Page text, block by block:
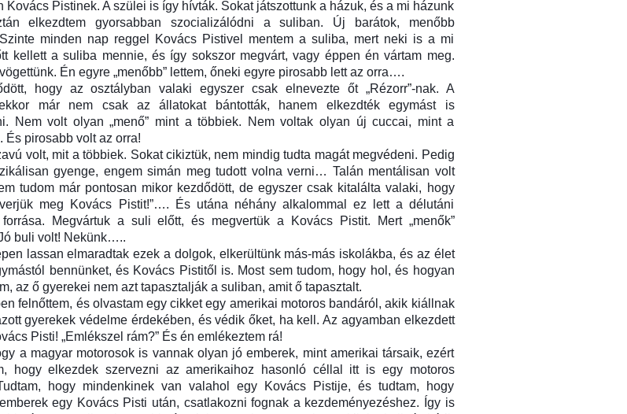
Kovács Pistinek. A szülei is így hívták. Sokat játszottunk a házuk, és a mi házunk
elkezdtem gyorsabban szocializálódni a suliban. Új barátok, menőbb
minden nap reggel Kovács Pistivel mentem a suliba, mert neki is a mi
kellett a suliba mennie, és így sokszor megvárt, vagy éppen én vártam meg.
Én egyre „menőbb” lettem, őneki egyre pirosabb lett az orra….
hogy az osztályban valaki egyszer csak elnevezte őt „Rézorr”-nak. A
már nem csak az állatokat bántották, hanem elkezdték egymást is
Nem volt olyan „menő” mint a többiek. Nem voltak olyan új cuccai, mint a
És pirosabb volt az orra!
volt, mit a többiek. Sokat cikiztük, nem mindig tudta magát megvédeni. Pedig
gyenge, engem simán meg tudott volna verni… Talán mentálisan volt
tudom már pontosan mikor kezdődött, de egyszer csak kitalálta valaki, hogy
meg Kovács Pistit!”…. És utána néhány alkalommal ez lett a délutáni
forrása. Megvártuk a suli előtt, és megvertük a Kovács Pistit. Mert „menők”
buli volt! Nekünk…..
lassan elmaradtak ezek a dolgok, elkerültünk más-más iskolákba, és az élet
bennünket, és Kovács Pistitől is. Most sem tudom, hogy hol, és hogyan
az ő gyerekei nem azt tapasztalják a suliban, amit ő tapasztalt.
felnőttem, és olvastam egy cikket egy amerikai motoros bandáról, akik kiállnak
gyerekek védelme érdekében, és védik őket, ha kell. Az agyamban elkezdett
Pisti! „Emlékszel rám?” És én emlékeztem rá!
a magyar motorosok is vannak olyan jó emberek, mint amerikai társaik, ezért
hogy elkezdek szervezni az amerikaihoz hasonló céllal itt is egy motoros
hogy mindenkinek van valahol egy Kovács Pistije, és tudtam, hogy
emberek egy Kovács Pisti után, csatlakozni fognak a kezdeményezéshez. Így is